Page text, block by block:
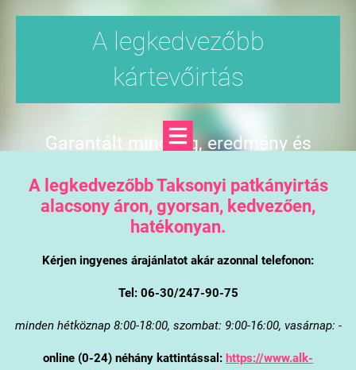
A legkedvezőbb
kártevőirtás
Garantált minőség, eredmény és
A legkedvezőbb Taksonyi patkányirtás
alacsony áron, gyorsan, kedvezően,
hatékonyan.
Kérjen ingyenes árajánlatot akár azonnal telefonon:
Tel: 06-30/247-90-75
minden hétköznap 8:00-18:00, szombat: 9:00-16:00, vasárnap: -
online (0-24) néhány kattintással: https://www.alk-